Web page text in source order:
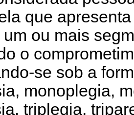
que
ou mais
o
se sob a
monoplegia,
triplegia,